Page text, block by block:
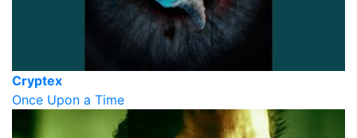
Cryptex
Once Upon a Time